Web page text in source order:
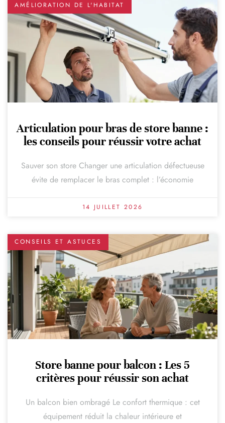
AMÉLIORATION DE L'HABITAT
Articulation pour bras de store banne :
les conseils pour réussir votre achat
Sauver son store Changer une articulation défectueuse
évite de remplacer le bras complet : l’économie
14 JUILLET 2026
CONSEILS ET ASTUCES
Store banne pour balcon : Les 5
critères pour réussir son achat
Un balcon bien ombragé Le confort thermique : cet
équipement réduit la chaleur intérieure et